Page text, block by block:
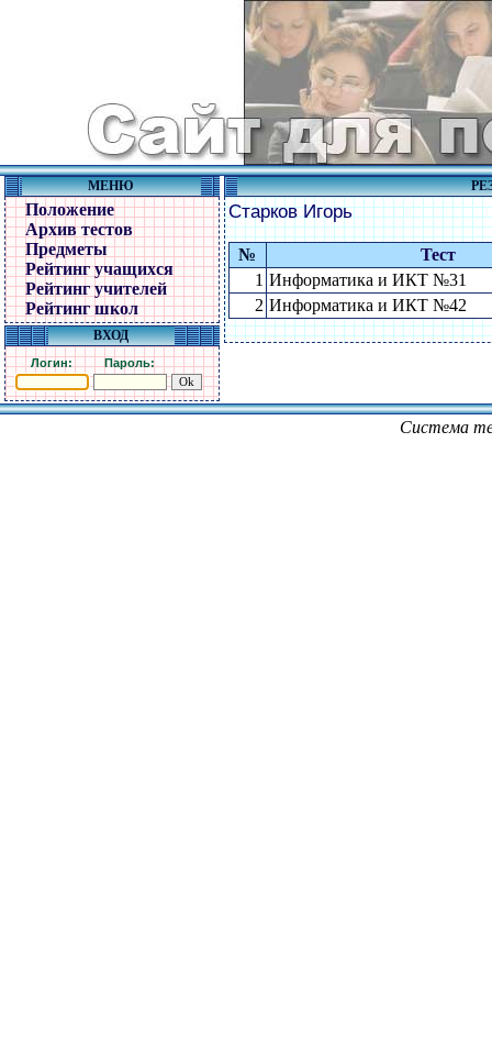
МЕНЮ
Положение
Архив тестов
Предметы
Рейтинг учащихся
Рейтинг учителей
Рейтинг школ
ВХОД
Логин: Пароль:
Старков Игорь
№
Тест
1 Информатика и ИКТ №31
2 Информатика и ИКТ №42
Система